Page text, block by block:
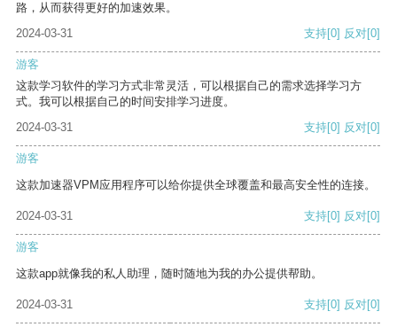
路，从而获得更好的加速效果。
2024-03-31
支持[0] 反对[0]
游客
这款学习软件的学习方式非常灵活，可以根据自己的需求选择学习方
式。我可以根据自己的时间安排学习进度。
2024-03-31
支持[0] 反对[0]
游客
这款加速器VPM应用程序可以给你提供全球覆盖和最高安全性的连接。
2024-03-31 支持[0] 反对[0]
游客
这款app就像我的私人助理，随时随地为我的办公提供帮助。
2024-03-31 支持[0] 反对[0]